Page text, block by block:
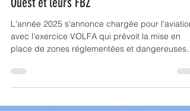
temporaires dans l'Atlantique, Centre,
Ouest et leurs FBZ
L'année 2025 s'annonce chargée pour l'aviation